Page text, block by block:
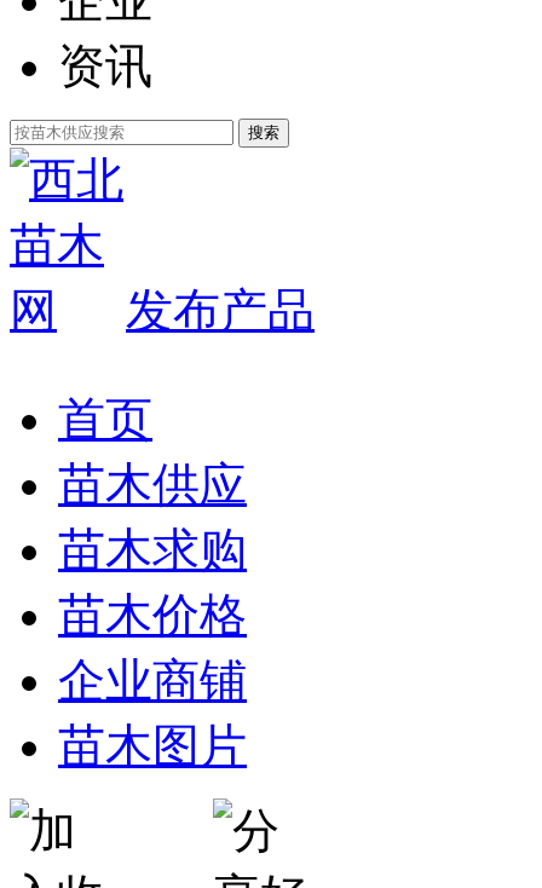
资讯
发布产品
首页
苗木供应
苗木求购
苗木价格
企业商铺
苗木图片